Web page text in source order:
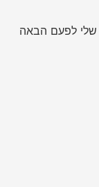
שלי לפעם הבאה